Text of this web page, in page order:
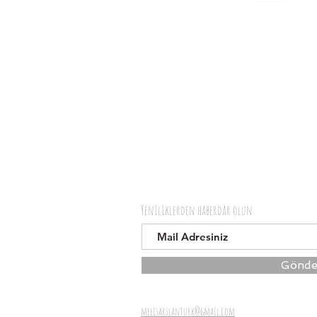
Yeniliklerden haberdar olun
melisarslanturk@gmail.com